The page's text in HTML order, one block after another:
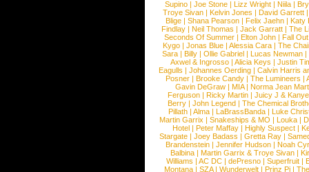
Supino |Joe Stone |Lizz Wright |Niila |
Troye Sivan | Kelvin Jones | David Garrett
Blige | Shana Pearson | Felix Jaehn | Katy
Findlay |Neil Thomas |Jack Garratt |The
Seconds Of Summer |Elton John |Fall
Kygo |Jonas Blue |Alessia Cara |The
Sara |Billy |Ollie Gabriel |Lucas Newman |
Axwel & Ingrosso | Alicia Keys | Justin
Eagulls |Johannes Oerding |Calvin Harris
Posner |Brooke Candy |The Lumineers |
Gavin DeGraw | MIA| Norma Jean
Ferguson | Ricky Martin | Juicy J &
Berry | John Legend | The Chemical
Pillath |Alma |LaBrassBanda |Luke
Martin Garrix | Snakeships & MO | Louka |
Hotel | Peter Maffay | Highly Suspect |
Stargate |Joey Badass |Gretta Ray |
Brandenstein |Jennifer Hudson |Noah
Balbina | Martin Garrix & Troye Sivan |
Williams |AC DC |dePresno |Superfruit |
Montana |SZA|Wunderwelt |Prinz Pi |